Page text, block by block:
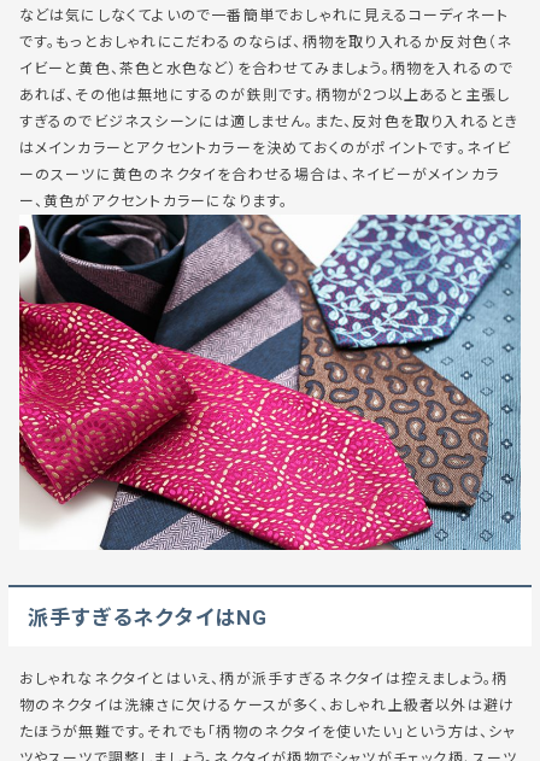
などは気にしなくてよいので一番簡単でおしゃれに見えるコーディネート
です。もっとおしゃれにこだわるのならば、柄物を取り入れるか反対色（ネ
イビーと黄色、茶色と水色など）を合わせてみましょう。柄物を入れるので
あれば、その他は無地にするのが鉄則です。柄物が2つ以上あると主張し
すぎるのでビジネスシーンには適しません。また、反対色を取り入れるとき
はメインカラーとアクセントカラーを決めておくのがポイントです。ネイビ
ーのスーツに黄色のネクタイを合わせる場合は、ネイビーがメインカラ
ー、黄色がアクセントカラーになります。
派手すぎるネクタイはNG
おしゃれなネクタイとはいえ、柄が派手すぎるネクタイは控えましょう。柄
物のネクタイは洗練さに欠けるケースが多く、おしゃれ上級者以外は避け
たほうが無難です。それでも「柄物のネクタイを使いたい」という方は、シャ